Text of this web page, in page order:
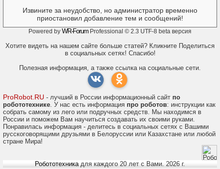
Извините за неудобство, но администратор временно
приостановил добавление тем и сообщений!
Powered by WR-Forum Professional © 2.3 UTF-8 beta версия
Хотите видеть на нашем сайте больше статей? Кликните Поделиться
в социальных сетях! Спасибо!
Полезная информация, а также ссылка на социальные сети.
ProRobot.RU - лучший в России информационный сайт по
робототехнике. У нас есть информация про роботов: инструкции как
собрать самому из лего или подручных средств. Мы находимся в
России и поможем Вам научиться создавать их своими руками.
Понравилась информация - делитесь в социальных сетях с Вашими
русскоговорящими друзьями в Белоруссии или Казахстане или любой
стране Мира!
Робототехникадля каждого 20 лет с Вами. 2026 г.